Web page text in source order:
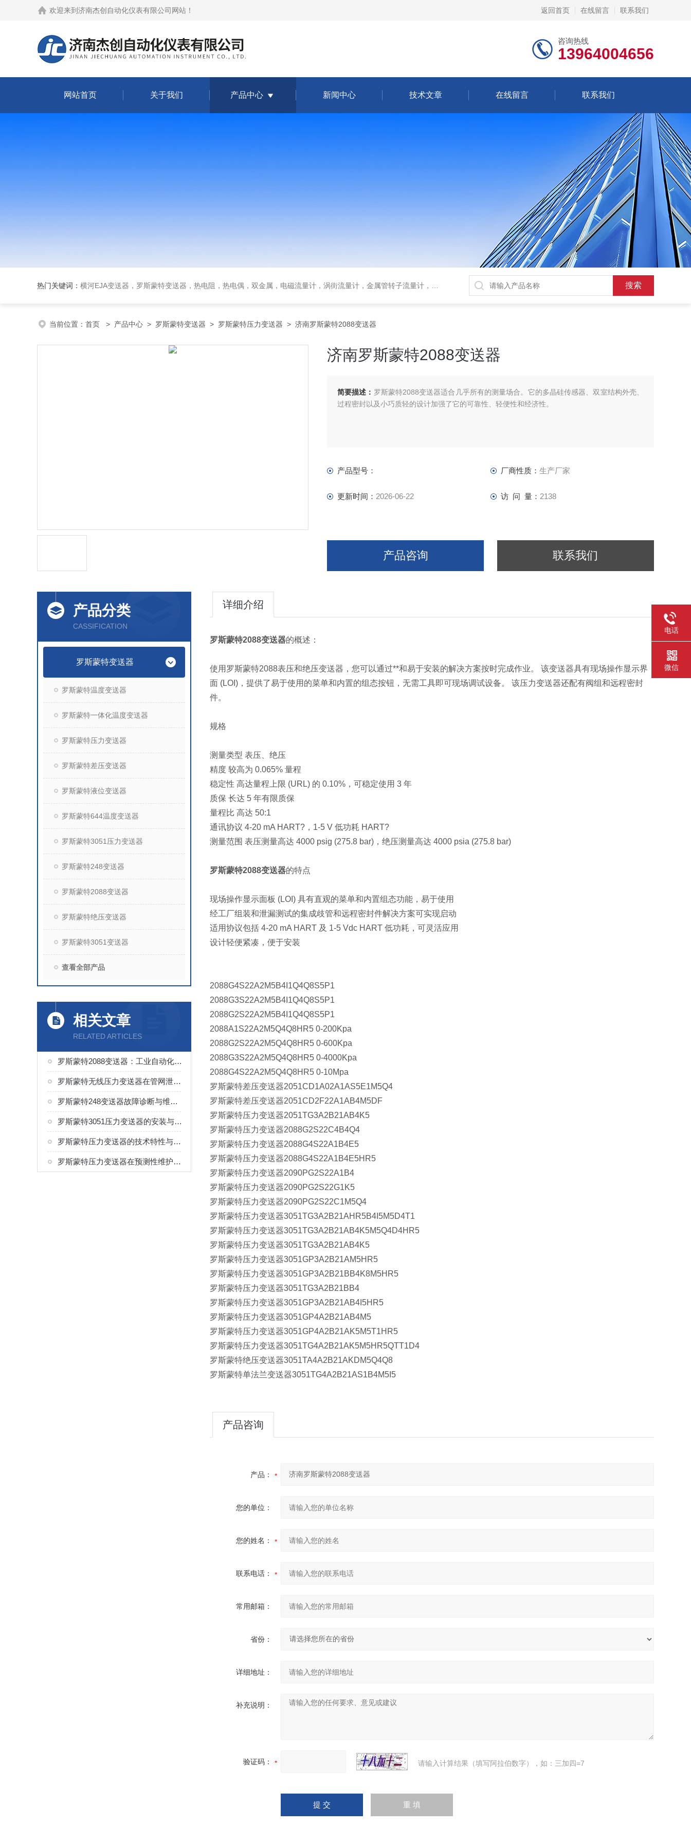
欢迎来到 济南杰创自动化仪表有限公司网站 ！ 返回首页 在线留言 联系我们
咨询热线
13964004656
网站首页 关于我们 产品中心 新闻中心 技术文章 在线留言 联系我们
热门关键词： 横河EJA变送器，罗斯蒙特变送器，热电阻，热电偶，双金属，电磁流量计，涡街流量计，金属管转子流量计，磁翻板液位计，超声波液位计
当前位置： 首页 > 产品中心 > 罗斯蒙特变送器 > 罗斯蒙特压力变送器 > 济南罗斯蒙特2088变送器
济南罗斯蒙特2088变送器
简要描述： 罗斯蒙特2088变送器适合几乎所有的测量场合。它的多晶硅传感器、双室结构外壳、
过程密封以及小巧质轻的设计加强了它的可靠性、轻便性和经济性。
产品型号： 厂商性质： 生产厂家
更新时间： 2026-06-22 访 问 量： 2138
产品咨询 联系我们
产品分类
CASSIFICATION
罗斯蒙特变送器
罗斯蒙特温度变送器
罗斯蒙特一体化温度变送器
罗斯蒙特压力变送器
罗斯蒙特差压变送器
罗斯蒙特液位变送器
罗斯蒙特644温度变送器
罗斯蒙特3051压力变送器
罗斯蒙特248变送器
罗斯蒙特2088变送器
罗斯蒙特绝压变送器
罗斯蒙特3051变送器
查看全部产品
相关文章
RELATED ARTICLES
罗斯蒙特2088变送器：工业自动化中的可靠压力感知者
罗斯蒙特无线压力变送器在管网泄漏检测中的应用
罗斯蒙特248变送器故障诊断与维护技巧
罗斯蒙特3051压力变送器的安装与维护
罗斯蒙特压力变送器的技术特性与工业应用探析
罗斯蒙特压力变送器在预测性维护中的应用
详细介绍
罗斯蒙特2088变送器的概述：
使用罗斯蒙特2088表压和绝压变送器，您可以通过**和易于安装的解决方案按时完成作业。 该变送器具有现场操作显示界
面 (LOI)，提供了易于使用的菜单和内置的组态按钮，无需工具即可现场调试设备。 该压力变送器还配有阀组和远程密封
件。
规格
测量类型 表压、绝压
精度 较高为 0.065% 量程
稳定性 高达量程上限 (URL) 的 0.10%，可稳定使用 3 年
质保 长达 5 年有限质保
量程比 高达 50:1
通讯协议 4-20 mA HART?，1-5 V 低功耗 HART?
测量范围 表压测量高达 4000 psig (275.8 bar)，绝压测量高达 4000 psia (275.8 bar)
罗斯蒙特2088变送器的特点
现场操作显示面板 (LOI) 具有直观的菜单和内置组态功能，易于使用
经工厂组装和泄漏测试的集成歧管和远程密封件解决方案可实现启动
适用协议包括 4-20 mA HART 及 1-5 Vdc HART 低功耗，可灵活应用
设计轻便紧凑，便于安装
2088G4S22A2M5B4I1Q4Q8S5P1
2088G3S22A2M5B4I1Q4Q8S5P1
2088G2S22A2M5B4I1Q4Q8S5P1
2088A1S22A2M5Q4Q8HR5 0-200Kpa
2088G2S22A2M5Q4Q8HR5 0-600Kpa
2088G3S22A2M5Q4Q8HR5 0-4000Kpa
2088G4S22A2M5Q4Q8HR5 0-10Mpa
罗斯蒙特差压变送器2051CD1A02A1AS5E1M5Q4
罗斯蒙特差压变送器2051CD2F22A1AB4M5DF
罗斯蒙特压力变送器2051TG3A2B21AB4K5
罗斯蒙特压力变送器2088G2S22C4B4Q4
罗斯蒙特压力变送器2088G4S22A1B4E5
罗斯蒙特压力变送器2088G4S22A1B4E5HR5
罗斯蒙特压力变送器2090PG2S22A1B4
罗斯蒙特压力变送器2090PG2S22G1K5
罗斯蒙特压力变送器2090PG2S22C1M5Q4
罗斯蒙特压力变送器3051TG3A2B21AHR5B4I5M5D4T1
罗斯蒙特压力变送器3051TG3A2B21AB4K5M5Q4D4HR5
罗斯蒙特压力变送器3051TG3A2B21AB4K5
罗斯蒙特压力变送器3051GP3A2B21AM5HR5
罗斯蒙特压力变送器3051GP3A2B21BB4K8M5HR5
罗斯蒙特压力变送器3051TG3A2B21BB4
罗斯蒙特压力变送器3051GP3A2B21AB4I5HR5
罗斯蒙特压力变送器3051GP4A2B21AB4M5
罗斯蒙特压力变送器3051GP4A2B21AK5M5T1HR5
罗斯蒙特压力变送器3051TG4A2B21AK5M5HR5QTT1D4
罗斯蒙特绝压变送器3051TA4A2B21AKDM5Q4Q8
罗斯蒙特单法兰变送器3051TG4A2B21AS1B4M5I5
产品咨询
产品：
您的单位：
您的姓名：
联系电话：
常用邮箱：
省份：
详细地址：
补充说明：
验证码： 请输入计算结果（填写阿拉伯数字），如：三加四=7
电话
微信